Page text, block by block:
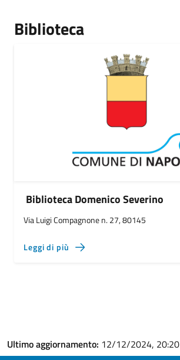
Biblioteca
Biblioteca Domenico Severino
Via Luigi Compagnone n. 27, 80145
Leggi di più
Ultimo aggiornamento: 12/12/2024, 20:20